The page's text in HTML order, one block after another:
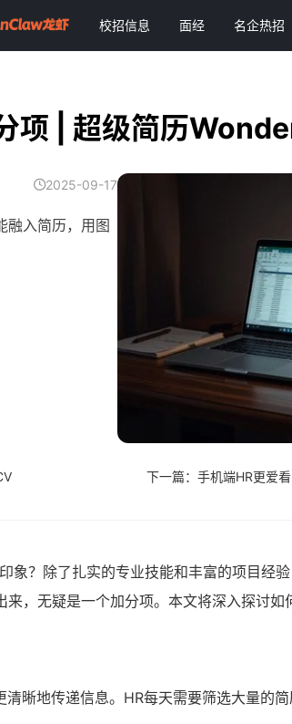
校招信息 面经 名企热招
项 | 超级简历
2025-09-17
融入简历，用图
下一篇：手机端HR更爱
象？除了扎实的专业技能和丰富的项目经
，无疑是一个加分项。本文将深入探讨如
晰地传递信息。HR每天需要筛选大量的